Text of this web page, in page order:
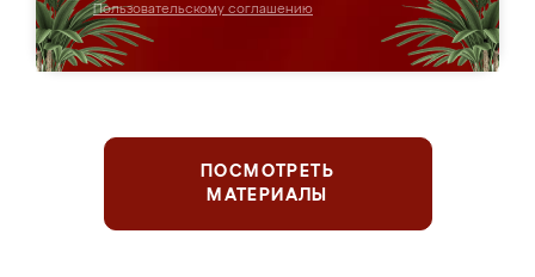
Пользовательскому соглашению
ПОСМОТРЕТЬ
МАТЕРИАЛЫ